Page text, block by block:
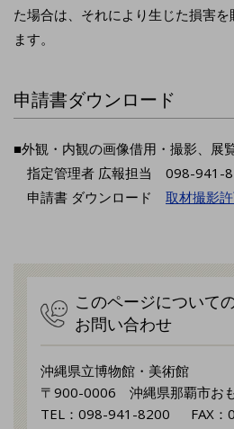
た場合は、それにより生じた損害
ます。
申請書ダウンロード
■外観・内観の画像借用・撮影、展
指定管理者 広報担当 098-941-
申請書 ダウンロード 取材撮影
このページについて
お問い合わせ
沖縄県立博物館・美術館
〒900-0006 沖縄県那覇市お
TEL：098-941-8200 FAX：